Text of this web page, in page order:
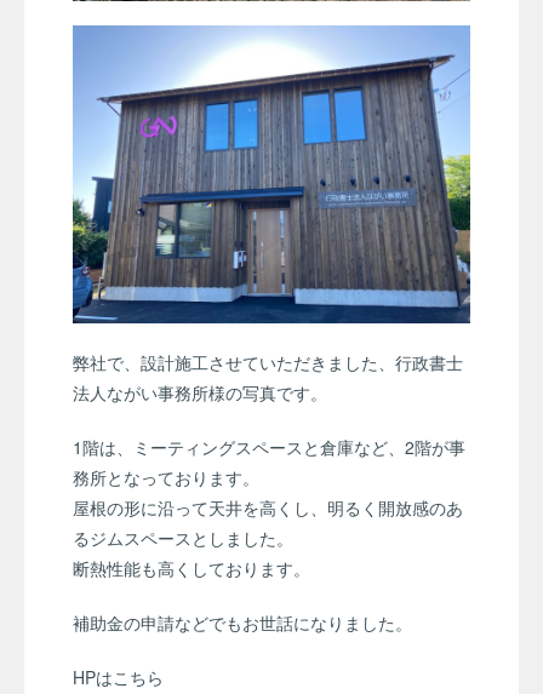
弊社で、設計施工させていただきました、行政書士
法人ながい事務所様の写真です。
1階は、ミーティングスペースと倉庫など、2階が事
務所となっております。
屋根の形に沿って天井を高くし、明るく開放感のあ
るジムスペースとしました。
断熱性能も高くしております。
補助金の申請などでもお世話になりました。
HPはこちら